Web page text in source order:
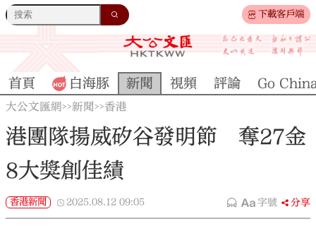
下載客戶端
首頁 白海豚 新聞 視頻 評論 Go
大公文匯網>>新聞>>香港
港團隊揚威矽谷發明節 奪27金
8大獎創佳績
香港新聞 2025.08.12 09:05 字號 分享